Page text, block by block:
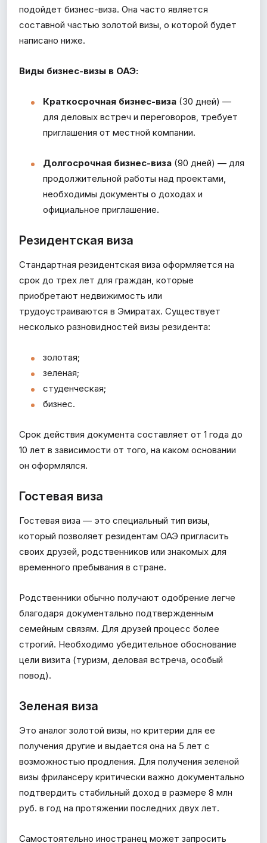
подойдет бизнес-виза. Она часто является
составной частью золотой визы, о которой будет
написано ниже.
Виды бизнес-визы в ОАЭ:
Краткосрочная бизнес-виза (30 дней) —
для деловых встреч и переговоров, требует
приглашения от местной компании.
Долгосрочная бизнес-виза (90 дней) — для
продолжительной работы над проектами,
необходимы документы о доходах и
официальное приглашение.
Резидентская виза
Стандартная резидентская виза оформляется на
срок до трех лет для граждан, которые
приобретают недвижимость или
трудоустраиваются в Эмиратах. Существует
несколько разновидностей визы резидента:
золотая;
зеленая;
студенческая;
бизнес.
Срок действия документа составляет от 1 года до
10 лет в зависимости от того, на каком основании
он оформлялся.
Гостевая виза
Гостевая виза — это специальный тип визы,
который позволяет резидентам ОАЭ пригласить
своих друзей, родственников или знакомых для
временного пребывания в стране.
Родственники обычно получают одобрение легче
благодаря документально подтвержденным
семейным связям. Для друзей процесс более
строгий. Необходимо убедительное обоснование
цели визита (туризм, деловая встреча, особый
повод).
Зеленая виза
Это аналог золотой визы, но критерии для ее
получения другие и выдается она на 5 лет с
возможностью продления. Для получения зеленой
визы фрилансеру критически важно документально
подтвердить стабильный доход в размере 8 млн
руб. в год на протяжении последних двух лет.
Самостоятельно иностранец может запросить